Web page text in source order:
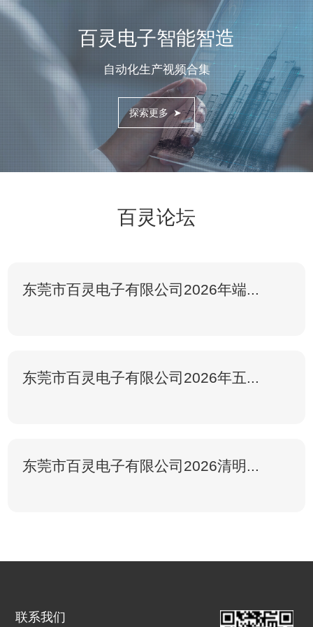
百灵电子智能智造
自动化生产视频合集
探索更多 ➤
百灵论坛
东莞市百灵电子有限公司2026年端...
东莞市百灵电子有限公司2026年五...
东莞市百灵电子有限公司2026清明...
联系我们